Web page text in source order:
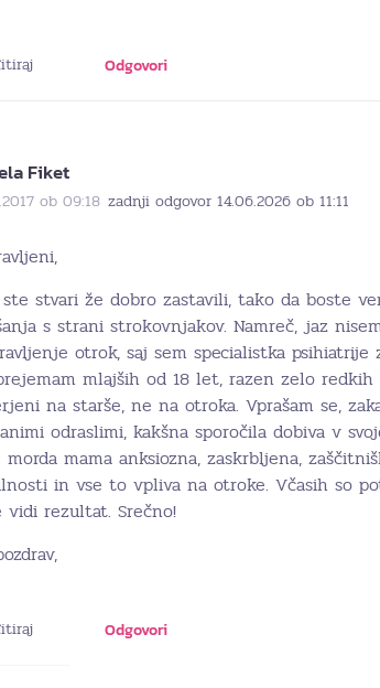
Odgovori
Fiket
ob 09:18 zadnji odgovor 14.06.2026 ob 11:11
stvari že dobro zastavili, tako da boste
s strani strokovnjakov. Namreč, jaz
otrok, saj sem specialistka psihiatrije
mlajših od 18 let, razen zelo
na starše, ne na otroka. Vprašam se,
odraslimi, kakšna sporočila dobiva v
mama anksiozna, zaskrbljena,
in vse to vpliva na otroke. Včasih so
vidi rezultat. Srečno!
Odgovori